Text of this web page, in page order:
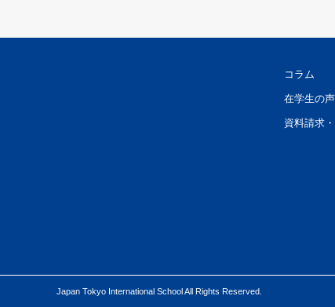
コラム
在学生の声
資料請求
Japan Tokyo International School All Rights Reserved.